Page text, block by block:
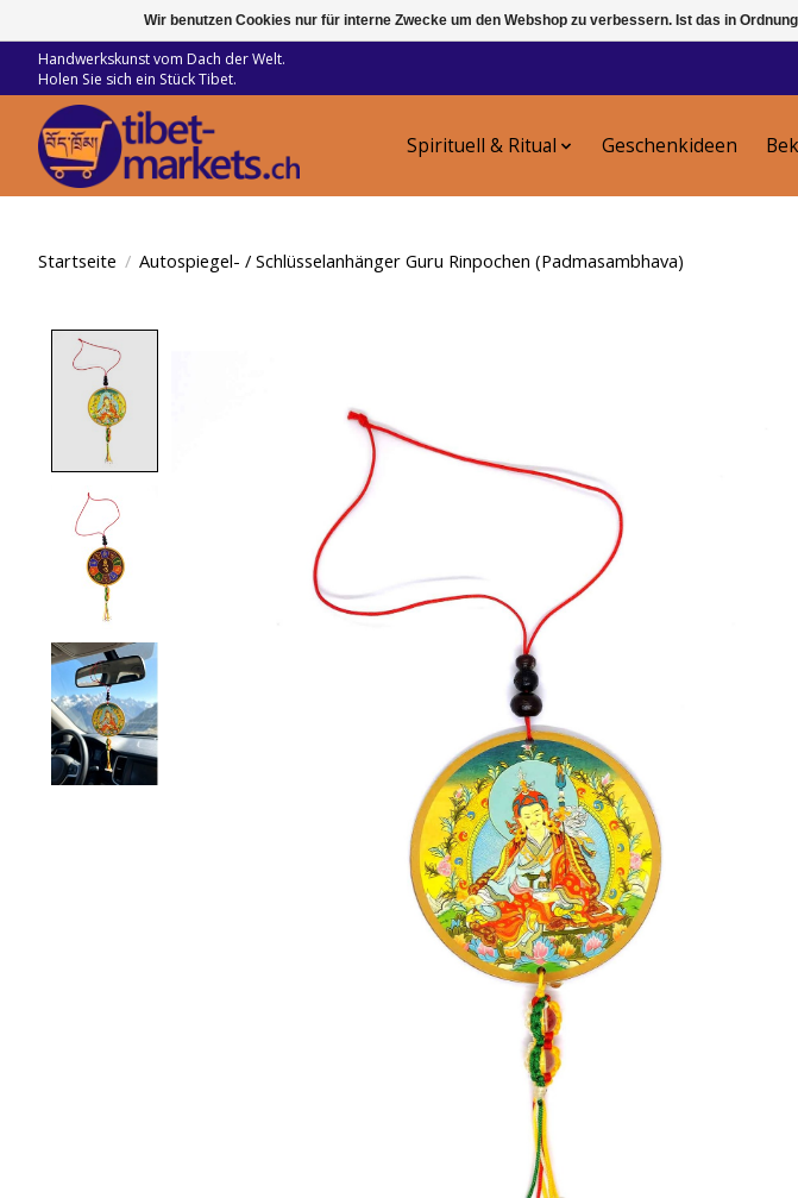
Handwerkskunst vom Dach der Welt.
Holen Sie sich ein Stück Tibet.
Spirituell & Ritual Geschenkideen
Startseite / Autospiegel- / Schlüsselanhänger Guru Rinpochen (Padmasambhava)
Wir benutzen Cookies nur für interne Zwecke um den Webshop zu verbessern. Ist das in